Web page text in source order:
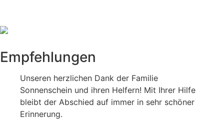
Empfehlungen
Unseren herzlichen Dank der Familie
Sonnenschein und ihren Helfern! Mit Ihrer Hilfe
bleibt der Abschied auf immer in sehr schöner
Erinnerung.